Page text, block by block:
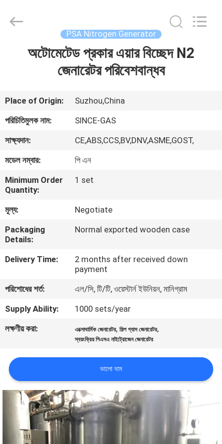
আমাদের
সম্পর্কে
কারখানা
ভ্রমণ
মান
নিয়ন্ত্রণ
আমাদের
সাথে
করুন
মামলা
একটি
উদ্ধৃতি
Technology
Co.,Ltd.
PSA Nitrogen Generator
অটোমেটেড প্রকার এয়ার বিচ্ছেদ N2
জেনারেটর পরিবেশবান্ধব
Place of Origin:
Suzhou,China
পরিচিতিমুলক নাম:
SINCE-GAS
সাক্ষ্যদান:
CE,ABS,CCS,BV,DNV,ASME,GOST,
মডেল নম্বার:
পি এন
Minimum Order
Quantity:
1 set
মূল্য:
Negotiate
Packaging
Details:
Normal exported wooden case
Delivery Time:
2 months after received down
payment
পরিশোধের শর্ত:
এল/সি, টি/টি, ওয়েস্টার্ন ইউনিয়ন, মানিগ্রাম
Supply Ability:
1000 sets/year
লক্ষণীয় করা:
এক্সোথার্মিক জেনারেটর,শিল্প গ্যাস জেনারেটর,
স্বয়ংক্রিয় পিএসএ নাইট্রোজেন জেনারেটর
ভালো দাম